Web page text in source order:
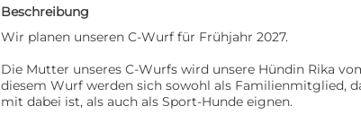
Beschreibung
Wir planen unseren C-Wurf für Frühjahr 2027.
Die Mutter unseres C-Wurfs wird unsere Hündin Rika
diesem Wurf werden sich sowohl als Familienmitglied,
mit dabei ist, als auch als Sport-Hunde eignen.